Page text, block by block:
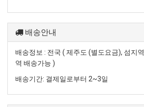
배송안내
배송정보 : 전국 ( 제주도 (별도요금), 섬지역
역 배송가능 )
배송기간: 결제일로부터 2~3일